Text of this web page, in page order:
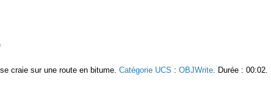
craie sur une route en bitume. Catégorie UCS : OBJWrite . Durée : 00:02.